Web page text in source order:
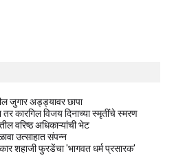
जुगार अड्ड्यावर छापा
कारगिल विजय दिनाच्या स्मृतींचे स्मरण
वरिष्ठ अधिकाऱ्यांची भेट
उत्साहात संपन्न
शहाजी फुरडेंचा 'भागवत धर्म प्रसारक'